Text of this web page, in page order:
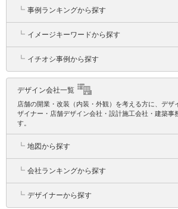
┗ 事例ランキングから探す
┗ イメージキーワードから探す
┗ イチオシ事例から探す
デザイン会社一覧
店舗の開業・改装（内装・外観）を考える方に、デザ
ザイナー・店舗デザイン会社・設計施工会社・建築事
す。
┗ 地図から探す
┗ 会社ランキングから探す
┗ デザイナーから探す